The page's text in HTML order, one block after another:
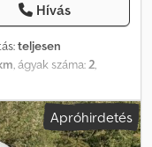
Hívás
teljesen
, ágyak száma:2,
Carabus
5 990 mm, teljes
mm,
Apróhirdetés